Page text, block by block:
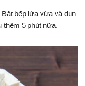
bếp lửa vừa và đun
thêm 5 phút nữa.